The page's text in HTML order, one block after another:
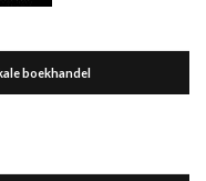
boekhandel